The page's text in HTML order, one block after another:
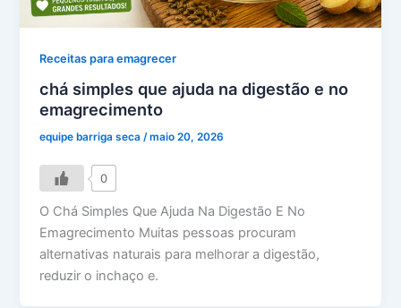
Receitas para emagrecer
chá simples que ajuda na digestão e no
emagrecimento
equipe barriga seca/maio 20, 2026
0
O Chá Simples Que Ajuda Na Digestão E No
Emagrecimento Muitas pessoas procuram
alternativas naturais para melhorar a digestão,
reduzir o inchaço e.